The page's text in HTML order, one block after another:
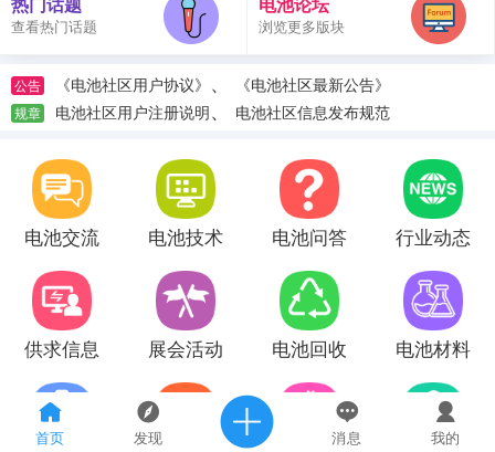
首页 发现 消息 我的
查看热门话题 浏览更多版块
公告 《电池社区用户协议》 、 《电池社区最新公告》
规章 电池社区用户注册说明、 电池社区信息发布规范
电池交流 电池技术 电池问答 行业动态
供求信息 展会活动 电池回收 电池材料